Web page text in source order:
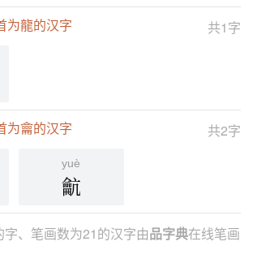
共1字
为龍的汉字
共2字
为龠的汉字
yuè
䶳
、笔画数为21的汉字由品字典在线笔画